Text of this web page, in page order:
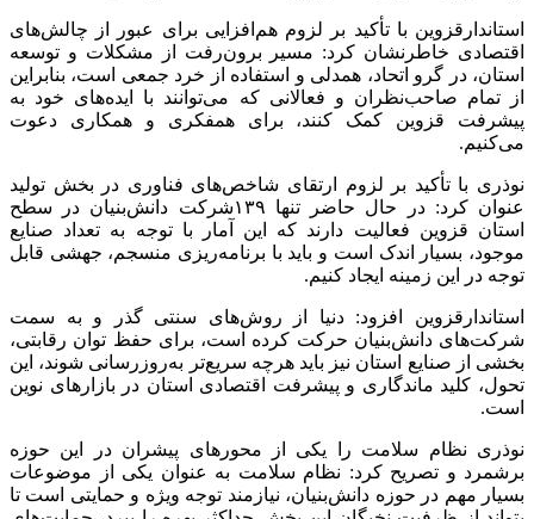
استاندارقزوین با تأکید بر لزوم هم‌افزایی برای عبور از چالش‌های
اقتصادی خاطرنشان کرد: مسیر برون‌رفت از مشکلات و توسعه
استان، در گرو اتحاد، همدلی و استفاده از خرد جمعی است، بنابراین
از تمام صاحب‌نظران و فعالانی که می‌توانند با ایده‌های خود به
پیشرفت قزوین کمک کنند، برای همفکری و همکاری دعوت
می‌کنیم.
نوذری با تأکید بر لزوم ارتقای شاخص‌های فناوری در بخش تولید
عنوان کرد: در حال حاضر تنها ۱۳۹شرکت دانش‌بنیان در سطح
استان قزوین فعالیت دارند که این آمار با توجه به تعداد صنایع
موجود، بسیار اندک است و باید با برنامه‌ریزی منسجم، جهشی قابل
توجه در این زمینه ایجاد کنیم.
استاندارقزوین افزود: دنیا از روش‌های سنتی گذر و به سمت
شرکت‌های دانش‌بنیان حرکت کرده است، برای حفظ توان رقابتی،
بخشی از صنایع استان نیز باید هرچه سریع‌تر به‌روزرسانی شوند، این
تحول، کلید ماندگاری و پیشرفت اقتصادی استان در بازارهای نوین
است.
نوذری نظام سلامت را یکی از محورهای پیشران در این حوزه
برشمرد و تصریح کرد: نظام سلامت به عنوان یکی از موضوعات
بسیار مهم در حوزه دانش‌بنیان، نیازمند توجه ویژه و حمایتی است تا